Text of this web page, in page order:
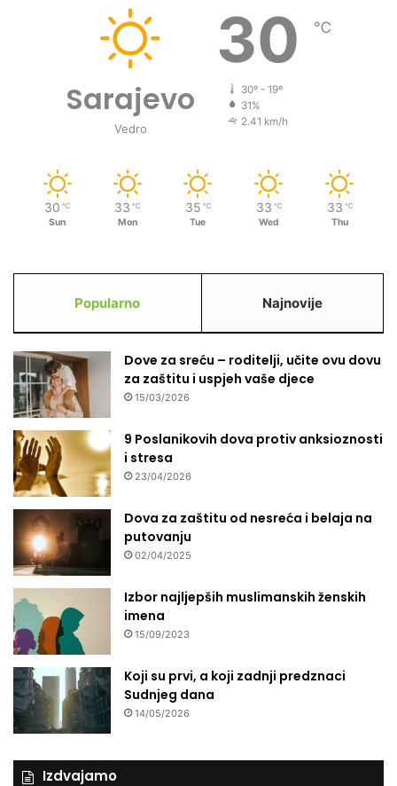
Sarajevo
Vedro
30 ℃
30º - 19º
31%
2.41 km/h
30 ℃
Sun
33 ℃
Mon
35 ℃
Tue
33 ℃
Wed
33 ℃
Thu
Popularno Najnovije
Dove za sreću – roditelji, učite ovu dovu
za zaštitu i uspjeh vaše djece
15/03/2026
9 Poslanikovih dova protiv anksioznosti
i stresa
23/04/2026
Dova za zaštitu od nesreća i belaja na
putovanju
02/04/2025
Izbor najljepših muslimanskih ženskih
imena
15/09/2023
Koji su prvi, a koji zadnji predznaci
Sudnjeg dana
14/05/2026
Izdvajamo